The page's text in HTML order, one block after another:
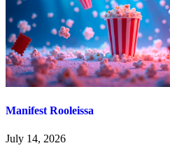
Manifest Rooleissa
July 14, 2026